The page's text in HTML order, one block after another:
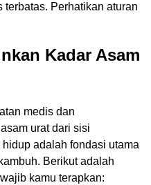
Perhatikan aturan
Kadar Asam
medis dan
urat dari sisi
adalah fondasi utama
Berikut adalah
kamu terapkan: